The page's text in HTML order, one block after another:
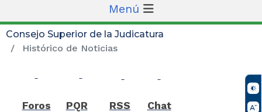
Menú
Consejo Superior de la Judicatura
Histórico de Noticias
Foros PQR RSS Chat